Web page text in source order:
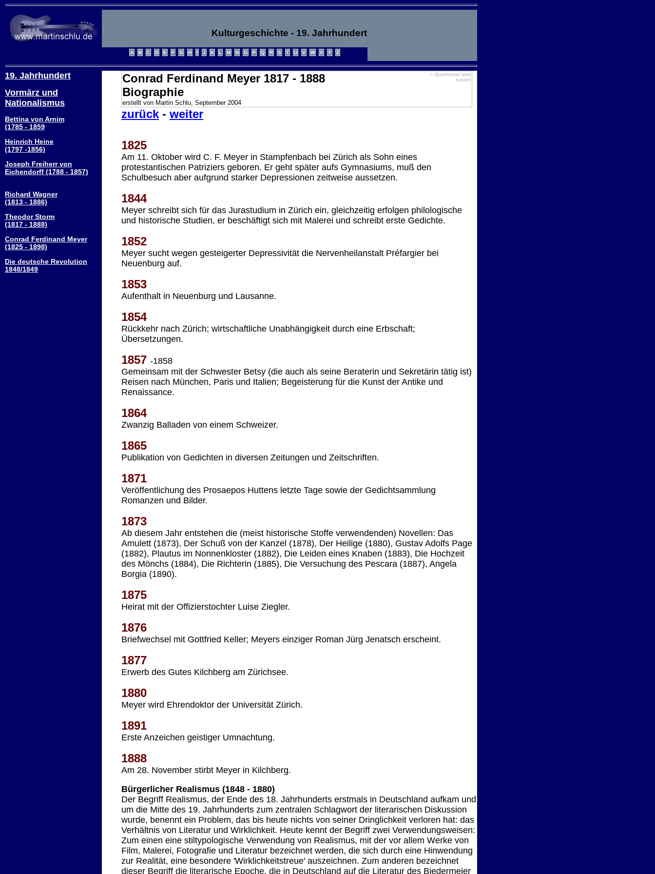
Kulturgeschichte - 19. Jahrhundert
19. Jahrhundert
Vormärz und
Nationalismus
Bettina von Arnim
(1785 - 1859
Heinrich Heine
(1797 -1856)
Joseph Freiherr von
Eichendorff (1788 - 1857)
Richard Wagner
(1813 - 1886)
Theodor Storm
(1817 - 1888)
Conrad Ferdinand Meyer
(1825 - 1898)
Die deutsche Revolution
1848/1849
Conrad Ferdinand Meyer 1817 - 1888
Biographie
erstellt von Martin Schlu, September 2004
-> Querformat bitte
nutzen
zurück - weiter
1825
Am 11. Oktober wird C. F. Meyer in Stampfenbach bei Zürich als Sohn eines
protestantischen Patriziers geboren. Er geht später aufs Gymnasiums, muß den
Schulbesuch aber aufgrund starker Depressionen zeitweise aussetzen.
1844
Meyer schreibt sich für das Jurastudium in Zürich ein, gleichzeitig erfolgen philologische
und historische Studien, er beschäftigt sich mit Malerei und schreibt erste Gedichte.
1852
Meyer sucht wegen gesteigerter Depressivität die Nervenheilanstalt Préfargier bei
Neuenburg auf.
1853
Aufenthalt in Neuenburg und Lausanne.
1854
Rückkehr nach Zürich; wirtschaftliche Unabhängigkeit durch eine Erbschaft;
Übersetzungen.
1857 -1858
Gemeinsam mit der Schwester Betsy (die auch als seine Beraterin und Sekretärin tätig ist)
Reisen nach München, Paris und Italien; Begeisterung für die Kunst der Antike und
Renaissance.
1864
Zwanzig Balladen von einem Schweizer.
1865
Publikation von Gedichten in diversen Zeitungen und Zeitschriften.
1871
Veröffentlichung des Prosaepos Huttens letzte Tage sowie der Gedichtsammlung
Romanzen und Bilder.
1873
Ab diesem Jahr entstehen die (meist historische Stoffe verwendenden) Novellen: Das
Amulett (1873), Der Schuß von der Kanzel (1878), Der Heilige (1880), Gustav Adolfs Page
(1882), Plautus im Nonnenkloster (1882), Die Leiden eines Knaben (1883), Die Hochzeit
des Mönchs (1884), Die Richterin (1885), Die Versuchung des Pescara (1887), Angela
Borgia (1890).
1875
Heirat mit der Offizierstochter Luise Ziegler.
1876
Briefwechsel mit Gottfried Keller; Meyers einziger Roman Jürg Jenatsch erscheint.
1877
Erwerb des Gutes Kilchberg am Zürichsee.
1880
Meyer wird Ehrendoktor der Universität Zürich.
1891
Erste Anzeichen geistiger Umnachtung.
1888
Am 28. November stirbt Meyer in Kilchberg.
Bürgerlicher Realismus (1848 - 1880)
Der Begriff Realismus, der Ende des 18. Jahrhunderts erstmals in Deutschland aufkam und
um die Mitte des 19. Jahrhunderts zum zentralen Schlagwort der literarischen Diskussion
wurde, benennt ein Problem, das bis heute nichts von seiner Dringlichkeit verloren hat: das
Verhältnis von Literatur und Wirklichkeit. Heute kennt der Begriff zwei Verwendungsweisen:
Zum einen eine stiltypologische Verwendung von Realismus, mit der vor allem Werke von
Film, Malerei, Fotografie und Literatur bezeichnet werden, die sich durch eine Hinwendung
zur Realität, eine besondere 'Wirklichkeitstreue' auszeichnen. Zum anderen bezeichnet
dieser Begriff die literarische Epoche, die in Deutschland auf die Literatur des Biedermeier